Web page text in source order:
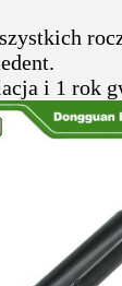
i 1 rok